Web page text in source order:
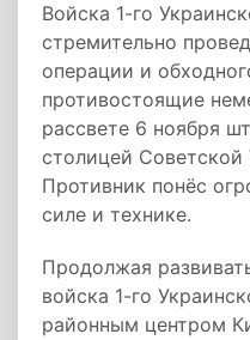
Войска 1-го
стремительно
операции и
противостоящие
рассвете 6 ноября
столицей
Противник понёс
силе и технике.
Продолжая
войска 1-го
районным центром